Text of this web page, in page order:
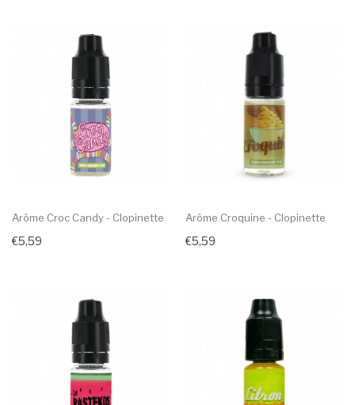
Arôme Croc Candy - Clopinette
€5,59
Arôme Croquine - Clopinette
€5,59